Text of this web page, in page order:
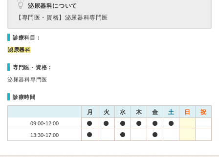
泌尿器科について
【専門医・資格】 泌尿器科専門医
診療科目：
泌尿器科
専門医・資格：
泌尿器科専門医
診療時間
月 火 水 木 金 土 日 祝
09:00-12:00
13:30-17:00